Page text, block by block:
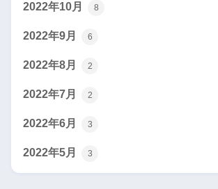
2022年10月 8
2022年9月 6
2022年8月 2
2022年7月 2
2022年6月 3
2022年5月 3